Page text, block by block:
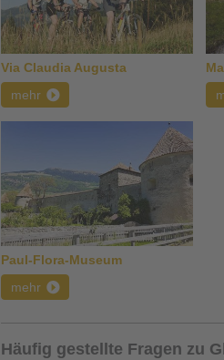
Via Claudia Augusta
mehr
Paul-Flora-Museum
mehr
Häufig gestellte Fragen zu